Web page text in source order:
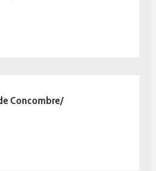
Concombre/